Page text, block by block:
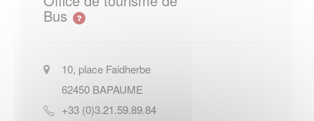
Bus
10, place Faidherbe
62450 BAPAUME
+33 (0)3.21.59.89.84